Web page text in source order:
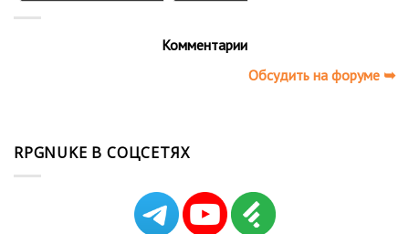
Комментарии
Обсудить на форуме ➥
RPGNUKE В СОЦСЕТЯХ